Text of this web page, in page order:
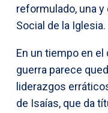
reformulado, una y
Social de la Iglesia.
En un tiempo en
guerra parece
liderazgos
de Isaías, que da